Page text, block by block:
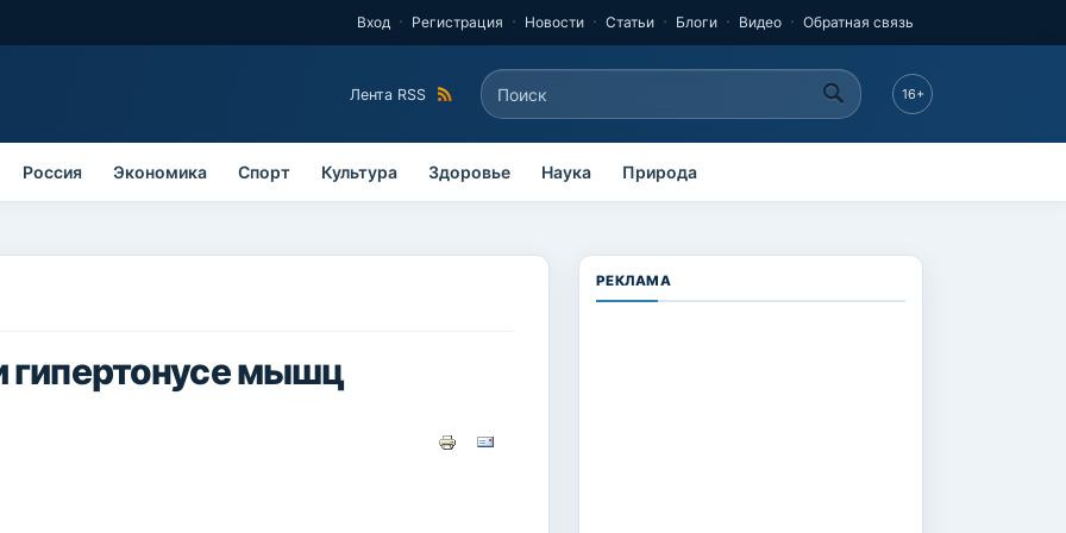
Вход Регистрация Новости Статьи Блоги Видео Обратная связь
Лента RSS Форма поиска
Поиск 16+
Россия Экономика Спорт Культура Здоровье Наука Природа
гипертонусе мышц
РЕКЛАМА